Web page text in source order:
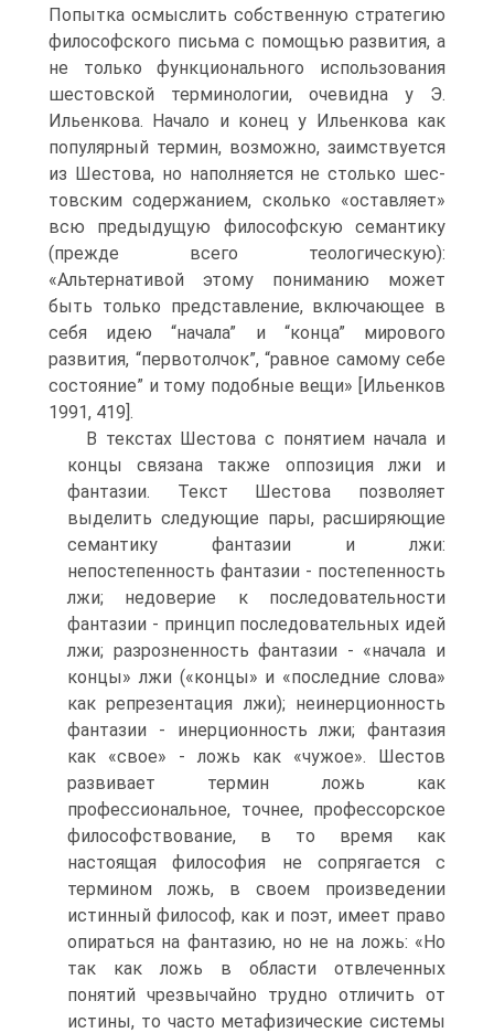
Попытка осмыслить собственную стратегию
философского письма с помощью развития, а
не только функционального использования
шестовской терминологии, очевидна у Э.
Ильенкова. Начало и конец у Ильенкова как
популярный термин, возможно, заимствуется
из Шестова, но наполняется не столько шес-
товским содержанием, сколько «оставляет»
всю предыдущую философскую семантику
(прежде всего теологическую):
«Альтернативой этому пониманию может
быть только представление, включающее в
себя идею “начала” и “конца” мирового
развития, “первотолчок”, “равное самому себе
состояние” и тому подобные вещи» [Ильенков
1991, 419].
В текстах Шестова с понятием начала и
концы связана также оппозиция лжи и
фантазии. Текст Шестова позволяет
выделить следующие пары, расширяющие
семантику фантазии и лжи:
непостепенность фантазии - постепенность
лжи; недоверие к последовательности
фантазии - принцип последовательных идей
лжи; разрозненность фантазии - «начала и
концы» лжи («концы» и «последние слова»
как репрезентация лжи); неинерционность
фантазии - инерционность лжи; фантазия
как «свое» - ложь как «чужое». Шестов
развивает термин ложь как
профессиональное, точнее, профессорское
философствование, в то время как
настоящая философия не сопрягается с
термином ложь, в своем произведении
истинный философ, как и поэт, имеет право
опираться на фантазию, но не на ложь: «Но
так как ложь в области отвлеченных
понятий чрезвычайно трудно отличить от
истины, то часто метафизические системы